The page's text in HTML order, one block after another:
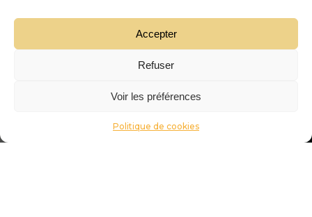
Accepter
Refuser
Voir les préférences
Politique de cookies